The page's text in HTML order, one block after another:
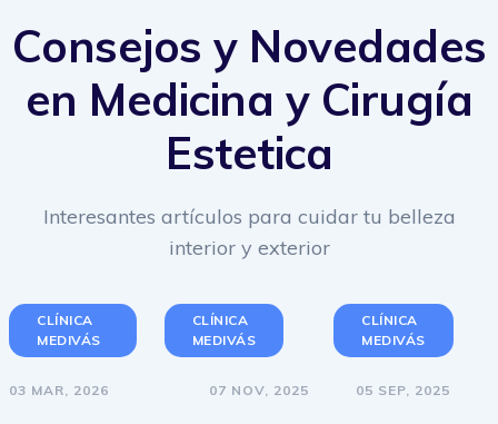
Consejos y Novedades
en Medicina y Cirugía
Estetica
Interesantes artículos para cuidar tu belleza
interior y exterior
CLÍNICA
MEDIVÁS
03 MAR, 2026
CLÍNICA
MEDIVÁS
07 NOV, 2025
CLÍNICA
MEDIVÁS
05 SEP, 2025